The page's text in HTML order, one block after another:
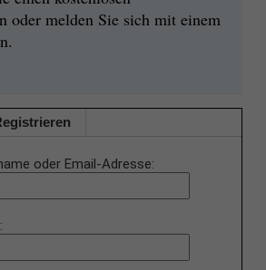
oder melden Sie sich mit einem
oder Email-Adresse